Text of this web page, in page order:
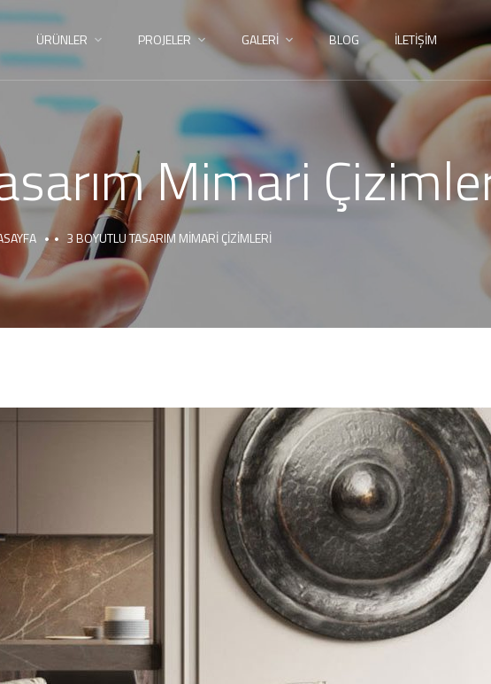
ÜRÜNLER PROJELER GALERİ BLOG İLETİŞİM
Mimari
3 BOYUTLU TASARIM MIMARI ÇIZIMLERI